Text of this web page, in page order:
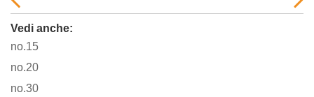
Vedi anche:
no.15
no.20
no.30